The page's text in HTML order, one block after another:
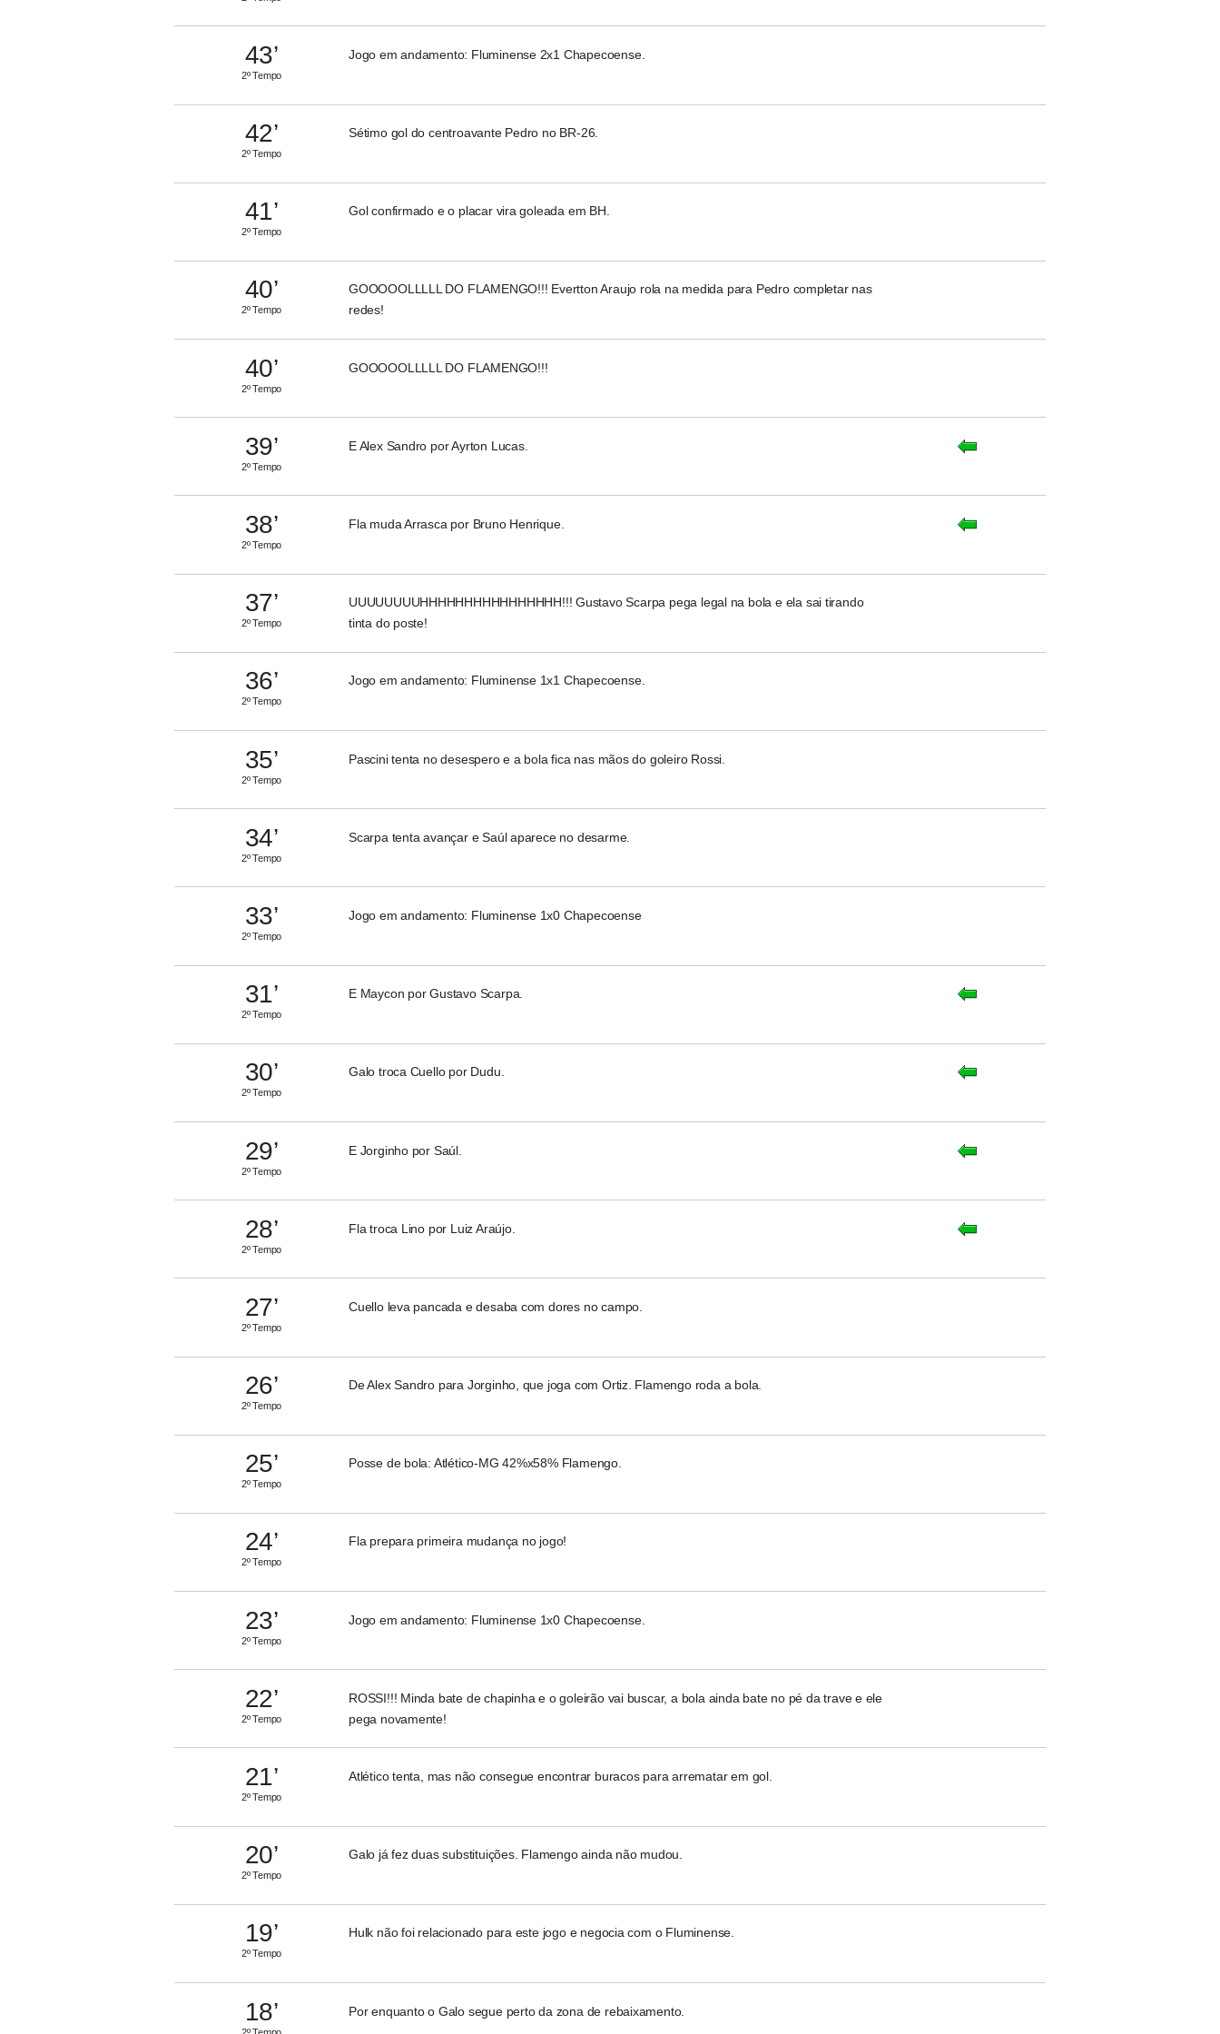
43’
2º Tempo
Jogo em andamento: Fluminense 2x1 Chapecoense.
42’
2º Tempo
Sétimo gol do centroavante Pedro no BR-26.
41’
2º Tempo
Gol confirmado e o placar vira goleada em BH.
40’
2º Tempo
GOOOOOLLLLL DO FLAMENGO!!! Evertton Araujo rola na medida para Pedro completar nas
redes!
40’
2º Tempo
GOOOOOLLLLL DO FLAMENGO!!!
39’
2º Tempo
E Alex Sandro por Ayrton Lucas.
38’
2º Tempo
Fla muda Arrasca por Bruno Henrique.
37’
2º Tempo
UUUUUUUUHHHHHHHHHHHHHHHH!!! Gustavo Scarpa pega legal na bola e ela sai tirando
tinta do poste!
36’
2º Tempo
Jogo em andamento: Fluminense 1x1 Chapecoense.
35’
2º Tempo
Pascini tenta no desespero e a bola fica nas mãos do goleiro Rossi.
34’
2º Tempo
Scarpa tenta avançar e Saúl aparece no desarme.
33’
2º Tempo
Jogo em andamento: Fluminense 1x0 Chapecoense
31’
2º Tempo
E Maycon por Gustavo Scarpa.
30’
2º Tempo
Galo troca Cuello por Dudu.
29’
2º Tempo
E Jorginho por Saúl.
28’
2º Tempo
Fla troca Lino por Luiz Araújo.
27’
2º Tempo
Cuello leva pancada e desaba com dores no campo.
26’
2º Tempo
De Alex Sandro para Jorginho, que joga com Ortiz. Flamengo roda a bola.
25’
2º Tempo
Posse de bola: Atlético-MG 42%x58% Flamengo.
24’
2º Tempo
Fla prepara primeira mudança no jogo!
23’
2º Tempo
Jogo em andamento: Fluminense 1x0 Chapecoense.
22’
2º Tempo
ROSSI!!! Minda bate de chapinha e o goleirão vai buscar, a bola ainda bate no pé da trave e ele
pega novamente!
21’
2º Tempo
Atlético tenta, mas não consegue encontrar buracos para arrematar em gol.
20’
2º Tempo
Galo já fez duas substituições. Flamengo ainda não mudou.
19’
2º Tempo
Hulk não foi relacionado para este jogo e negocia com o Fluminense.
18’
2º Tempo
Por enquanto o Galo segue perto da zona de rebaixamento.